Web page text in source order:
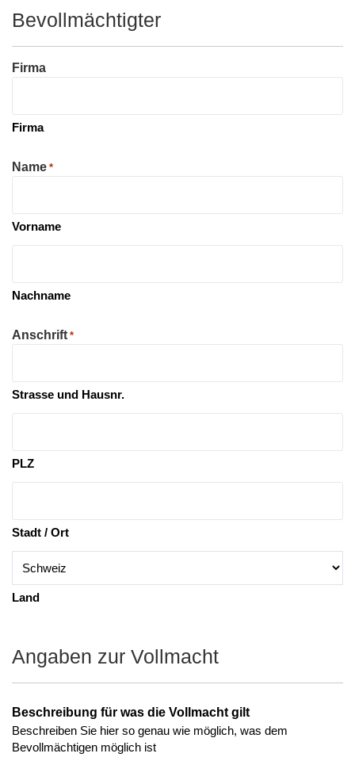
Bevollmächtigter
Firma
Firma
Name *
Vorname
Nachname
Anschrift *
Strasse und Hausnr.
PLZ
Stadt / Ort
Land
Angaben zur Vollmacht
Beschreibung für was die Vollmacht gilt
Beschreiben Sie hier so genau wie möglich, was dem
Bevollmächtigen möglich ist